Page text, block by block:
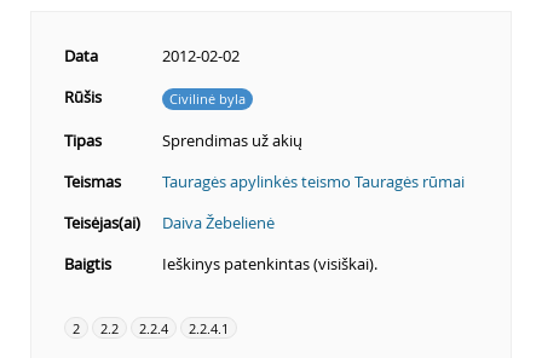
Data
2012-02-02
Rūšis
Civilinė byla
Tipas
Sprendimas už akių
Teismas
Tauragės apylinkės teismo Tauragės rūmai
Teisėjas(ai)
Daiva Žebelienė
Baigtis
Ieškinys patenkintas (visiškai).
2 2.2 2.2.4 2.2.4.1